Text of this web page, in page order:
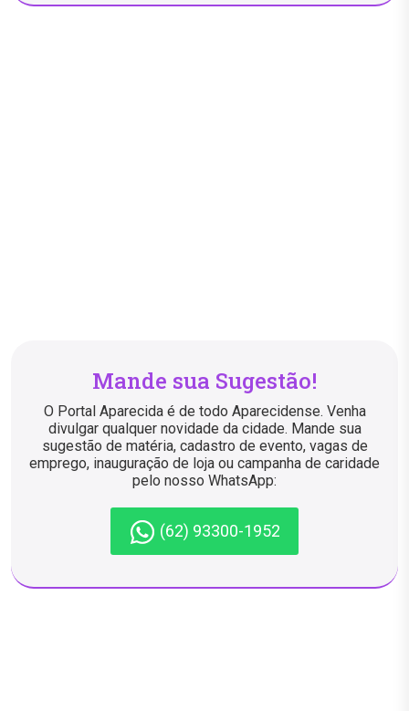
Mande sua Sugestão!
O Portal Aparecida é de todo Aparecidense. Venha
divulgar qualquer novidade da cidade. Mande sua
sugestão de matéria, cadastro de evento, vagas de
emprego, inauguração de loja ou campanha de caridade
pelo nosso WhatsApp:
(62) 93300-1952